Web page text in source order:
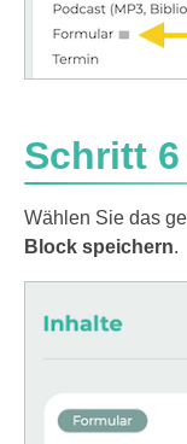
Schritt 6
Wählen Sie das
Block speichern.